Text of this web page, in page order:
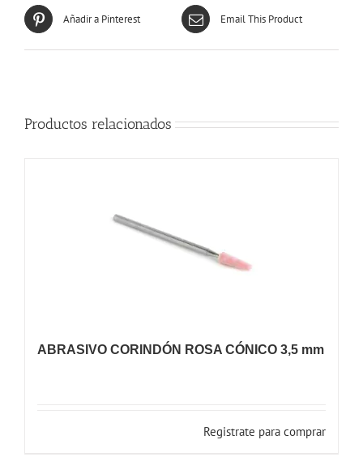
Añadir a Pinterest Email This Product
Productos relacionados
ABRASIVO CORINDÓN ROSA CÓNICO 3,5 mm
Registrate para comprar